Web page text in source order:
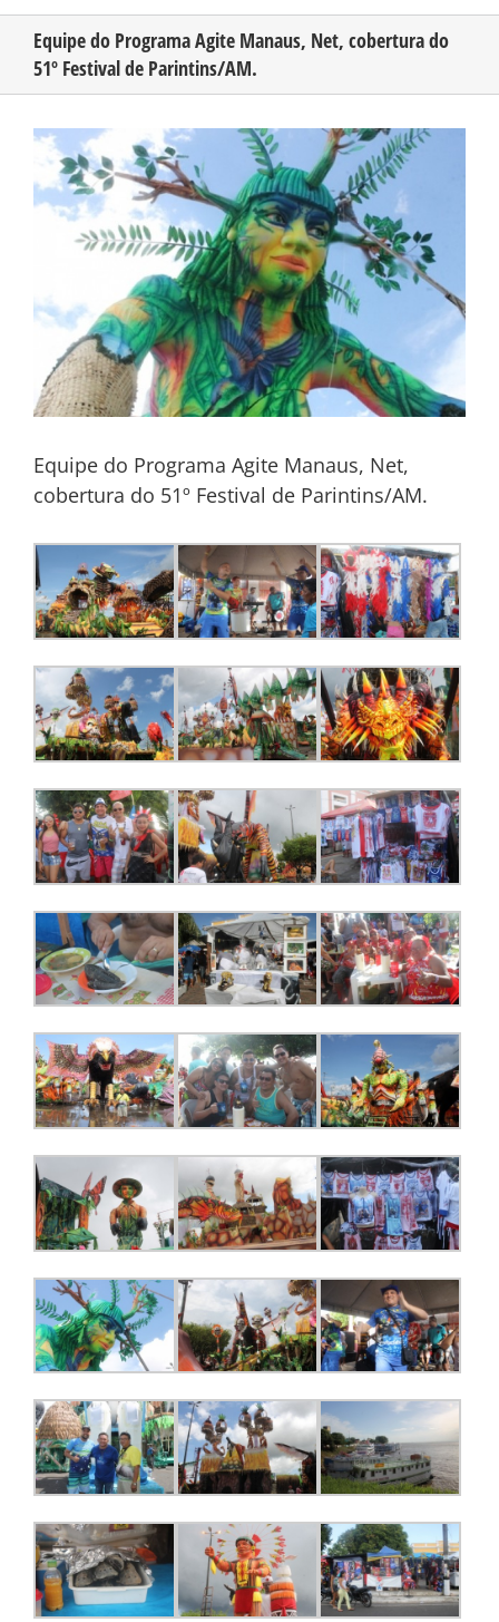
CONHEÇA O AMAZONAS
PUBLICIDADE
CONTATO
Equipe do Programa Agite Manaus, Net, cobertura do
51º Festival de Parintins/AM.
View
Larger
Image
Equipe do Programa Agite Manaus, Net,
cobertura do 51º Festival de Parintins/AM.